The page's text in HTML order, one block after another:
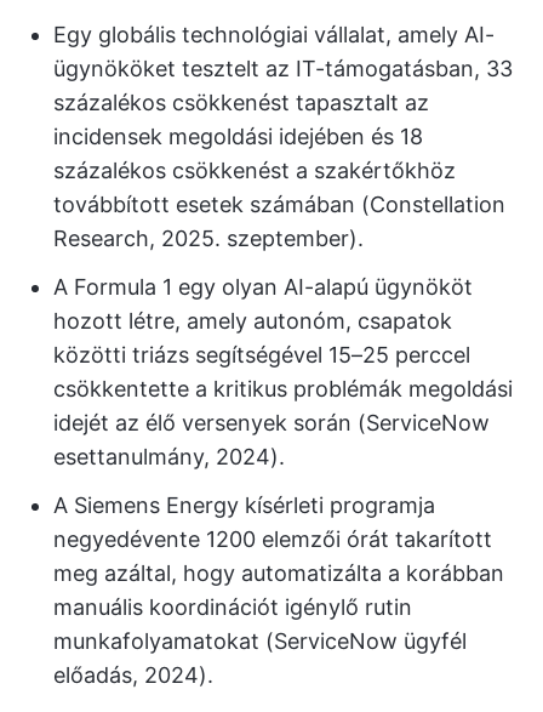
Egy globális technológiai vállalat, amely AI-
ügynököket tesztelt az IT-támogatásban, 33
százalékos csökkenést tapasztalt az
incidensek megoldási idejében és 18
százalékos csökkenést a szakértőkhöz
továbbított esetek számában (Constellation
Research, 2025. szeptember).
A Formula 1 egy olyan AI-alapú ügynököt
hozott létre, amely autonóm, csapatok
közötti triázs segítségével 15–25 perccel
csökkentette a kritikus problémák megoldási
idejét az élő versenyek során (ServiceNow
esettanulmány, 2024).
A Siemens Energy kísérleti programja
negyedévente 1200 elemzői órát takarított
meg azáltal, hogy automatizálta a korábban
manuális koordinációt igénylő rutin
munkafolyamatokat (ServiceNow ügyfél
előadás, 2024).